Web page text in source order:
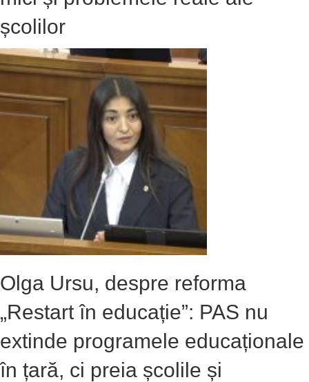
școlilor
Olga Ursu, despre reforma
„Restart în educație”: PAS nu
extinde programele educaționale
în țară, ci preia școlile și